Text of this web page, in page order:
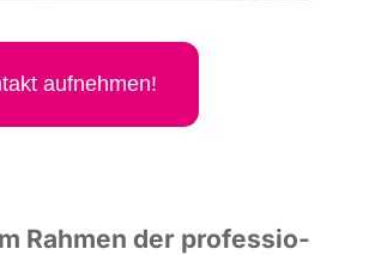
aufnehmen!
Rah­men der pro­fes­sio­